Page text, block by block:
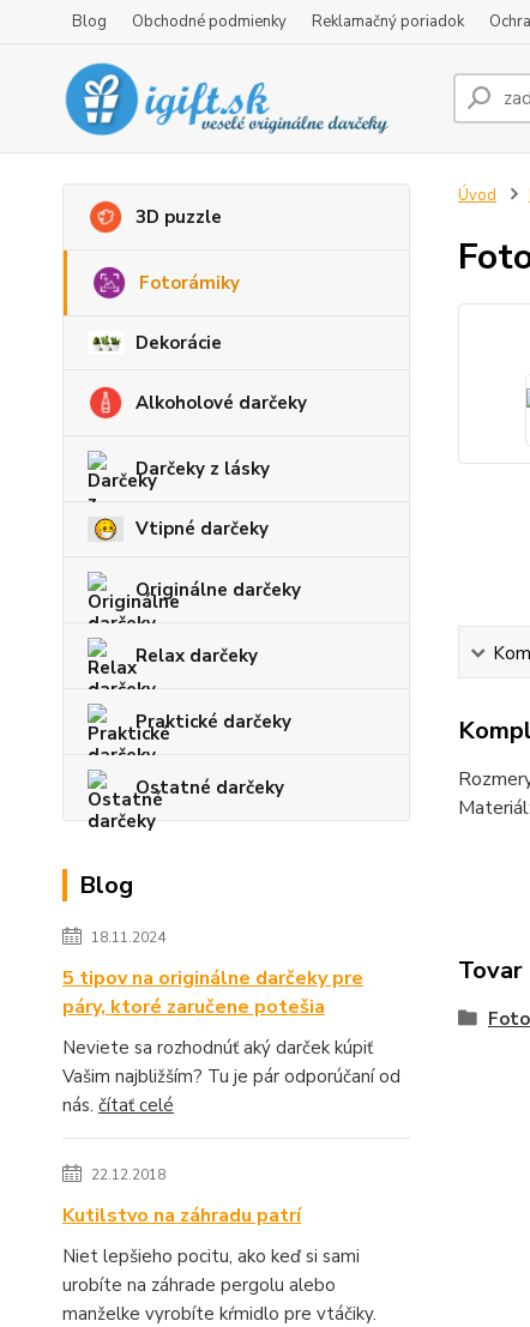
Blog Obchodné podmienky Reklamačný poriadok
3D puzzle
Fotorámiky
Dekorácie
Alkoholové darčeky
Darčeky z lásky
Vtipné darčeky
Originálne darčeky
Relax darčeky
Praktické darčeky
Ostatné darčeky
Blog
18.11.2024
5 tipov na originálne darčeky pre
páry, ktoré zaručene potešia
Neviete sa rozhodnúť aký darček kúpiť
Vašim najbližším? Tu je pár odporúčaní od
nás. čítať celé
22.12.2018
Kutilstvo na záhradu patrí
Niet lepšieho pocitu, ako keď si sami
urobíte na záhrade pergolu alebo
manželke vyrobíte kŕmidlo pre vtáčiky.
Úvod
Tovar